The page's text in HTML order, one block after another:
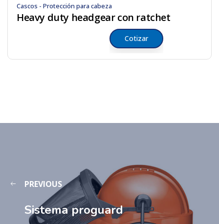
Cascos - Protección para cabeza
Heavy duty headgear con ratchet
Cotizar
PREVIOUS
Sistema proguard